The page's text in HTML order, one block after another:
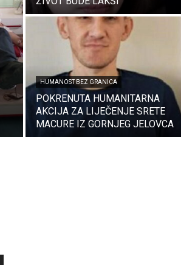
HUMANOST BEZ GRANICA
POKRENUTA HUMANITARNA
AKCIJA ZA LIJEČENJE SRETE
MACURE IZ GORNJEG JELOVCA